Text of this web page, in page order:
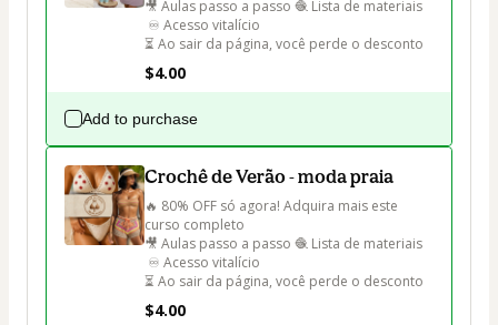
🎥 Aulas passo a passo 🧶 Lista de materiais
⏳ Ao sair da página, você perde o desconto
$4.00
Add to purchase
Crochê de Verão - moda praia
🔥 80% OFF só agora! Adquira mais este
curso completo
🎥 Aulas passo a passo 🧶 Lista de materiais
⏳ Ao sair da página, você perde o desconto
$4.00